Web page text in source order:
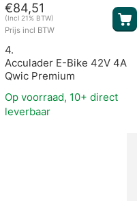
€84,51
(Incl 21% BTW)
Prijs incl BTW
4.
Acculader E-Bike 42V 4A
Qwic Premium
Op voorraad, 10+ direct
leverbaar